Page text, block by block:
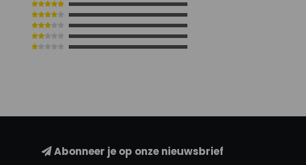
Abonneer je op onze nieuwsbrief